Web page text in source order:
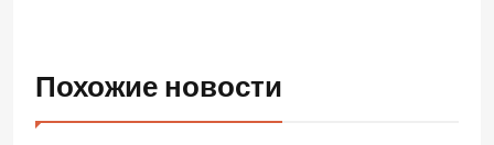
Похожие новости